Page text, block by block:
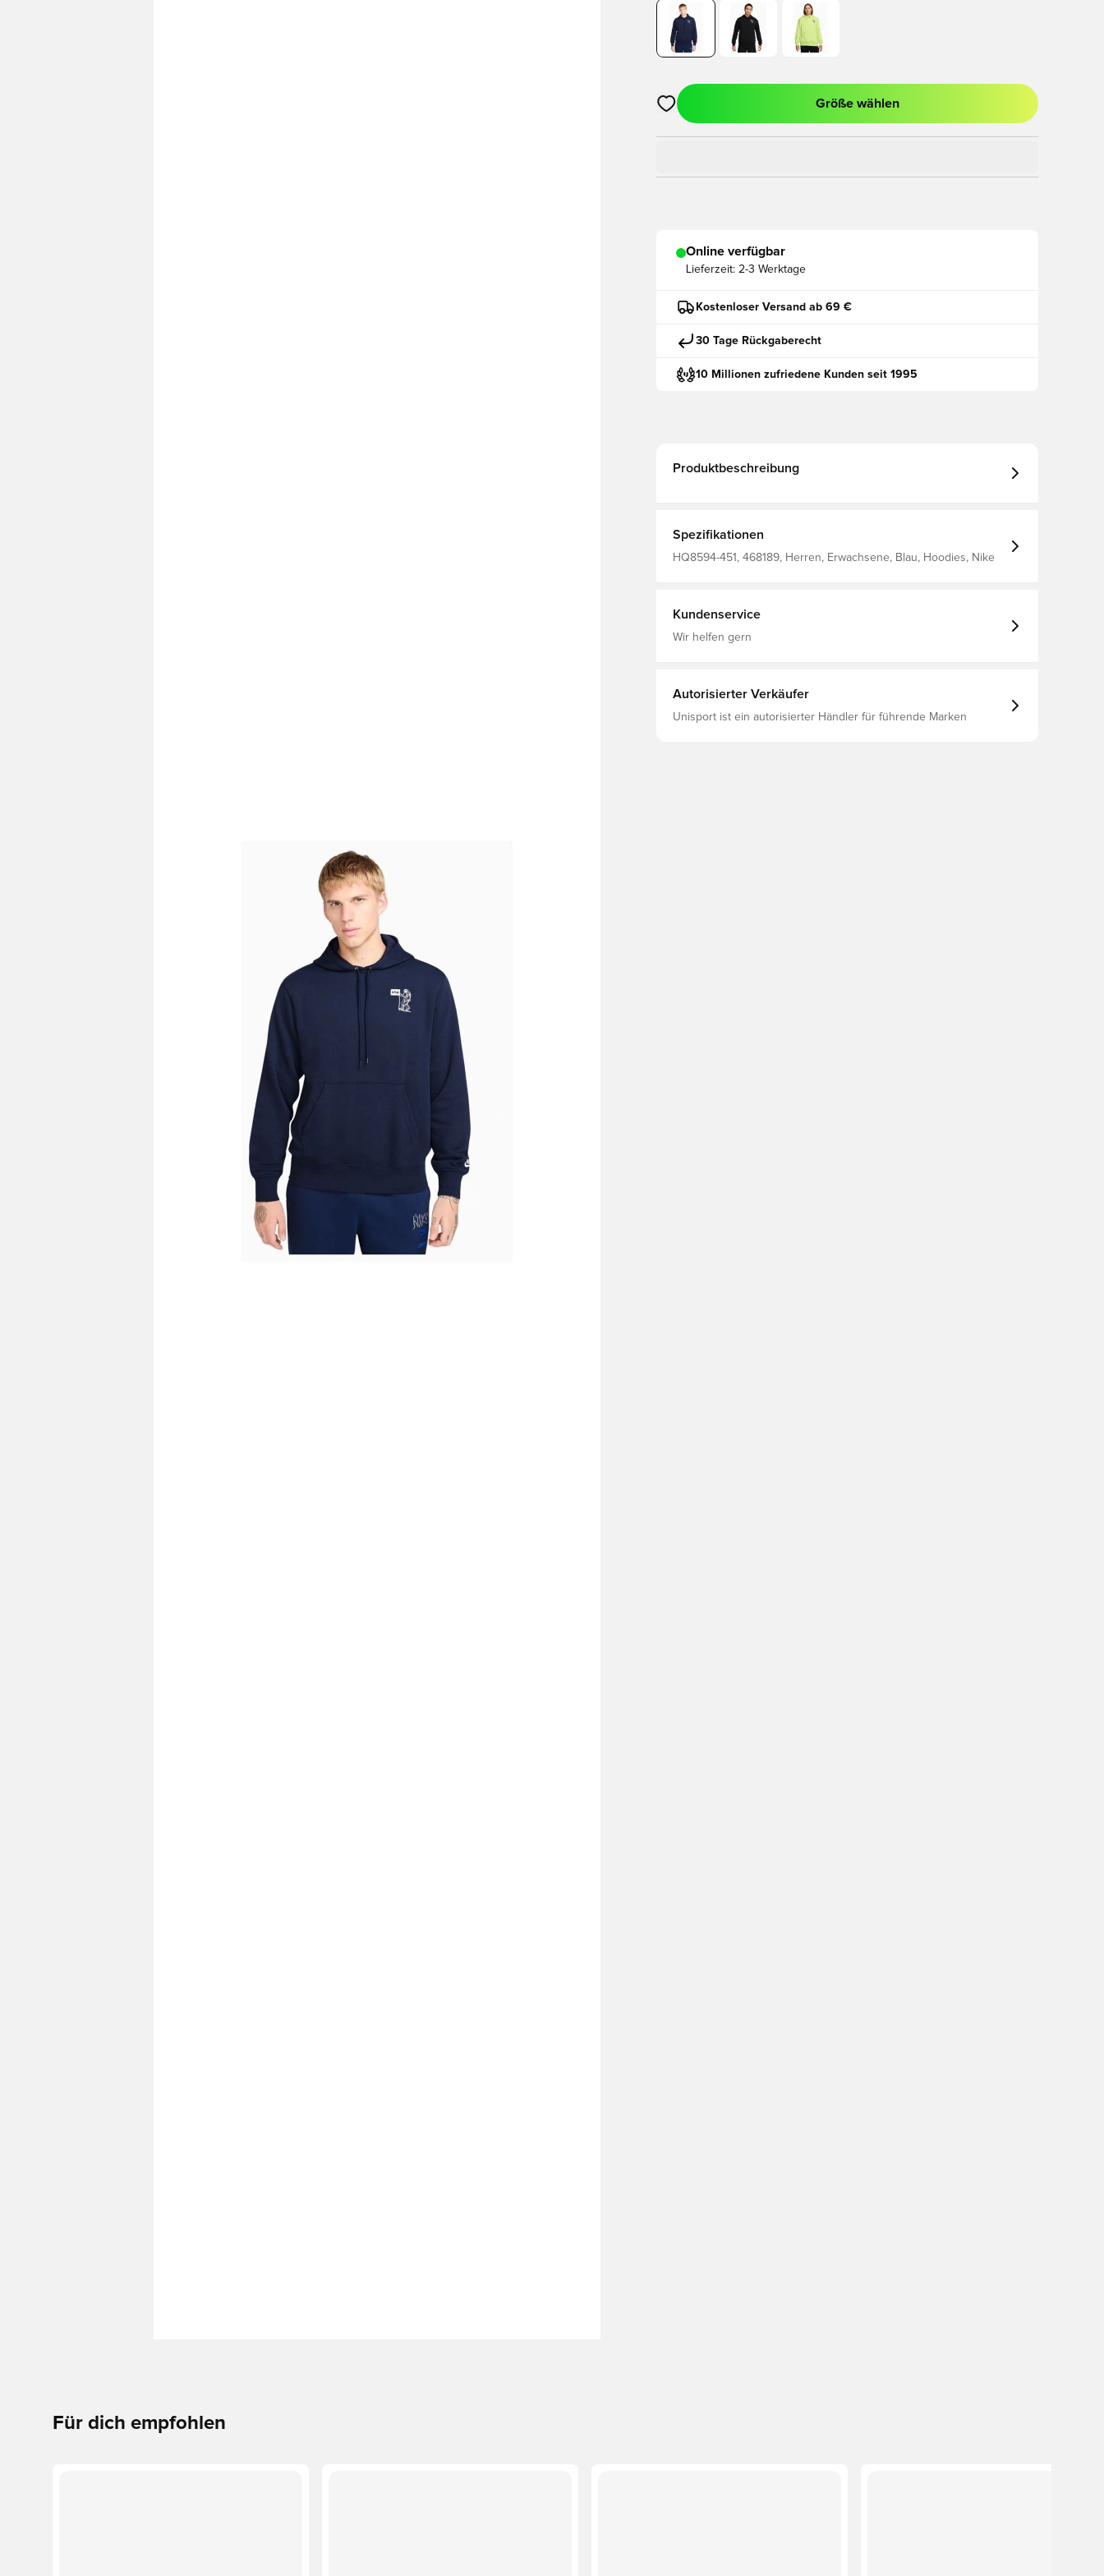
Öffnet ein neues Fenster zum Anmelden oder Registrieren als Mitglied
Größe wählen
Online verfügbar
Lieferzeit: 2-3 Werktage
Kostenloser Versand ab 69 €
30 Tage Rückgaberecht
10 Millionen zufriedene Kunden seit 1995
Produktbeschreibung
Spezifikationen
HQ8594-451, 468189, Herren, Erwachsene, Blau, Hoodies, Nike
Kundenservice
Wir helfen gern
Autorisierter Verkäufer
Unisport ist ein autorisierter Händler für führende Marken
Für dich empfohlen